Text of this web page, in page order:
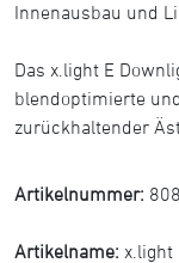
Innenausbau und
Das x.light E
blendoptimierte
zurückhaltender
Artikelnummer:
Artikelname: x.light